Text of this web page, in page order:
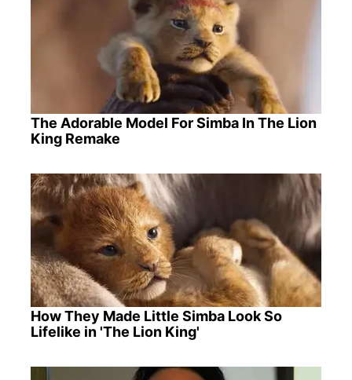
The Adorable Model For Simba In The Lion
King Remake
How They Made Little Simba Look So
Lifelike in 'The Lion King'